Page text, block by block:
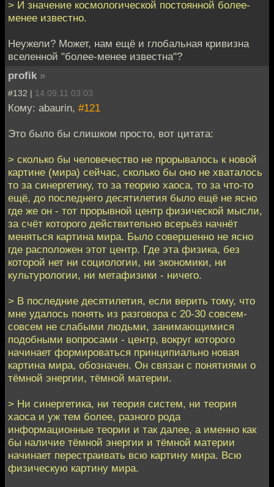
> И значение космологической постоянной более-
менее известно.
Неужели? Может, нам ещё и глобальная кривизна
вселенной "более-менее известна"?
profik »
#132 | 14.09.11 03:03
Кому: abaurin, #121
Это было бы слишком просто, вот цитата:
> сколько бы человечество не прорывалось к новой
картине (мира) сейчас, сколько бы оно не хваталось
то за синергетику, то за теорию хаоса, то за что-то
ещё, до последнего десятилетия было ещё не ясно
где же он - тот прорывной центр физической мысли,
за счёт которого действительно всерьёз начнёт
меняться картина мира. Было совершенно не ясно
где расположен этот центр. Где эта физика, без
которой нет ни социологии, ни экономики, ни
культурологии, ни метафизики - ничего.
> В последние десятилетия, если верить тому, что
мне удалось понять из разговора с 20-30 совсем-
совсем не слабыми людьми, занимающимися
подобными вопросами - центр, вокруг которого
начинает формироваться принципиально новая
картина мира, обозначен. Он связан с понятиями о
тёмной энергии, тёмной материи.
> Ни синергетика, ни теория систем, ни теория
хаоса и уж тем более, разного рода
информационные теории и так далее, а именно как
бы наличие тёмной энергии и тёмной материи
начинает перестраивать всю картину мира. Всю
физическую картину мира.